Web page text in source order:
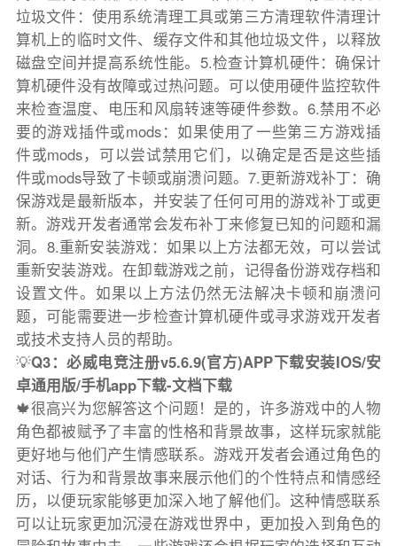
垃圾文件：使用系统清理工具或第三方清理软件清理计
算机上的临时文件、缓存文件和其他垃圾文件，以释放
磁盘空间并提高系统性能。5.检查计算机硬件：确保计
算机硬件没有故障或过热问题。可以使用硬件监控软件
来检查温度、电压和风扇转速等硬件参数。6.禁用不必
要的游戏插件或mods：如果使用了一些第三方游戏插
件或mods，可以尝试禁用它们，以确定是否是这些插
件或mods导致了卡顿或崩溃问题。7.更新游戏补丁：确
保游戏是最新版本，并安装了任何可用的游戏补丁或更
新。游戏开发者通常会发布补丁来修复已知的问题和漏
洞。8.重新安装游戏：如果以上方法都无效，可以尝试
重新安装游戏。在卸载游戏之前，记得备份游戏存档和
设置文件。如果以上方法仍然无法解决卡顿和崩溃问
题，可能需要进一步检查计算机硬件或寻求游戏开发者
或技术支持人员的帮助。
💡Q3：必威电竞注册v5.6.9(官方)APP下载安装IOS/安
卓通用版/手机app下载-文档下载
🍁很高兴为您解答这个问题！是的，许多游戏中的人物
角色都被赋予了丰富的性格和背景故事，这样玩家就能
更好地与他们产生情感联系。游戏开发者会通过角色的
对话、行为和背景故事来展示他们的个性特点和情感经
历，以便玩家能够更加深入地了解他们。这种情感联系
可以让玩家更加沉浸在游戏世界中，更加投入到角色的